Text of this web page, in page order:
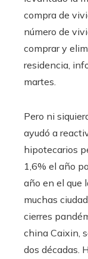
compra de
número de
comprar y
residencia,
martes.
Pero ni
ayudó a
hipotecarios
1,6% el año
año en el que
muchas
cierres
china Caixin,
dos décadas.